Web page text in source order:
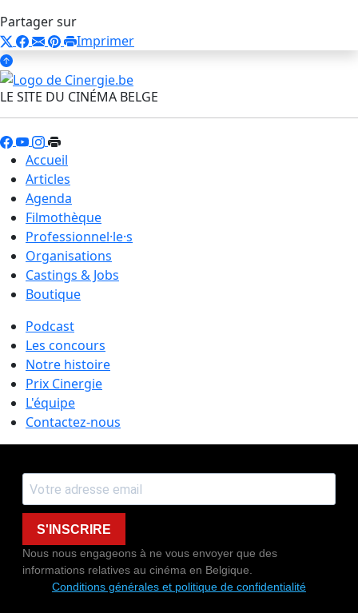
Partager sur
Imprimer
LE SITE DU CINÉMA BELGE
Accueil
Articles
Agenda
Filmothèque
Professionnel·le·s
Organisations
Castings & Jobs
Boutique
Podcast
Les concours
Notre histoire
Prix Cinergie
L'équipe
Contactez-nous
S'INSCRIRE
Nous nous engageons à ne vous envoyer que des
informations relatives au cinéma en Belgique.
Conditions générales et politique de confidentialité